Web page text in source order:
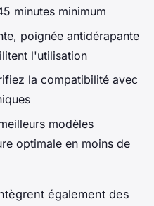
minutes minimum
poignée antidérapante
l'utilisation
la compatibilité avec
modèles
optimale en moins de
également des